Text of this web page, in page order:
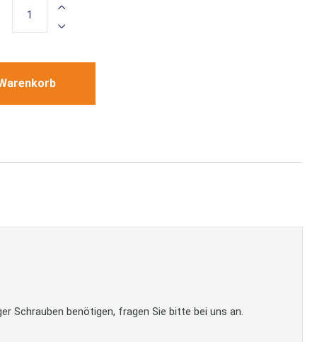
Schrauben benötigen, fragen Sie bitte bei uns an.